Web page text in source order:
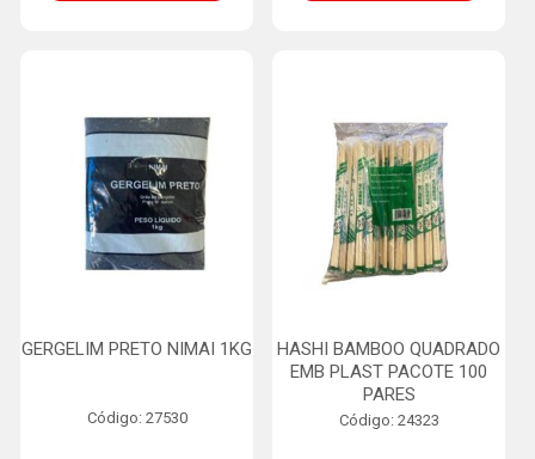
GERGELIM PRETO NIMAI 1KG
Código: 27530
HASHI BAMBOO QUADRADO
EMB PLAST PACOTE 100
PARES
Código: 24323